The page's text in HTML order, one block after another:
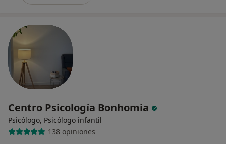
Centro Psicología Bonhomia
Psicólogo, Psicólogo infantil
138 opiniones